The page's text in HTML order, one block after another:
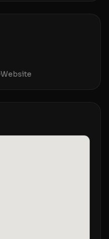
Website